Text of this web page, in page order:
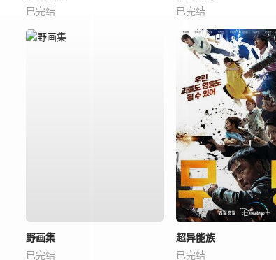
已完结
已完结
野画集
已完结
超异能族
已完结